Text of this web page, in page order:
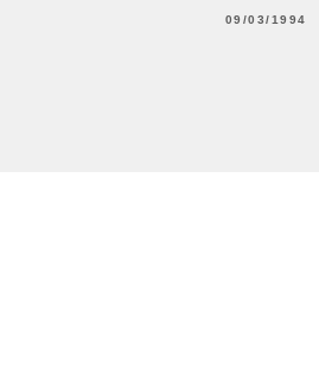
09/03/1994